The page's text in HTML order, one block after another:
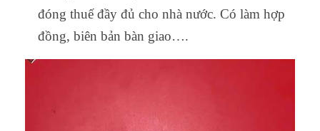
đóng thuế đầy đủ cho nhà nước. Có làm hợp
đồng, biên bản bàn giao….